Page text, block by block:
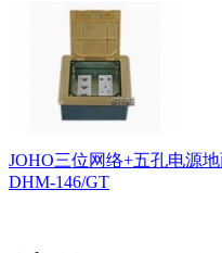
JOHO三位网络+五孔电源
DHM-146/GT